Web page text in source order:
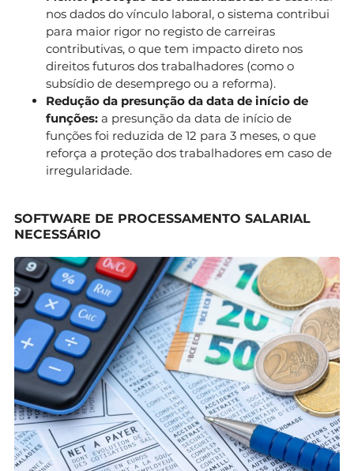
nos dados do vínculo laboral, o sistema contribui
para maior rigor no registo de carreiras
contributivas, o que tem impacto direto nos
direitos futuros dos trabalhadores (como o
subsídio de desemprego ou a reforma).
Redução da presunção da data de início de
funções: a presunção da data de início de
funções foi reduzida de 12 para 3 meses, o que
reforça a proteção dos trabalhadores em caso de
irregularidade.
SOFTWARE DE PROCESSAMENTO SALARIAL
NECESSÁRIO